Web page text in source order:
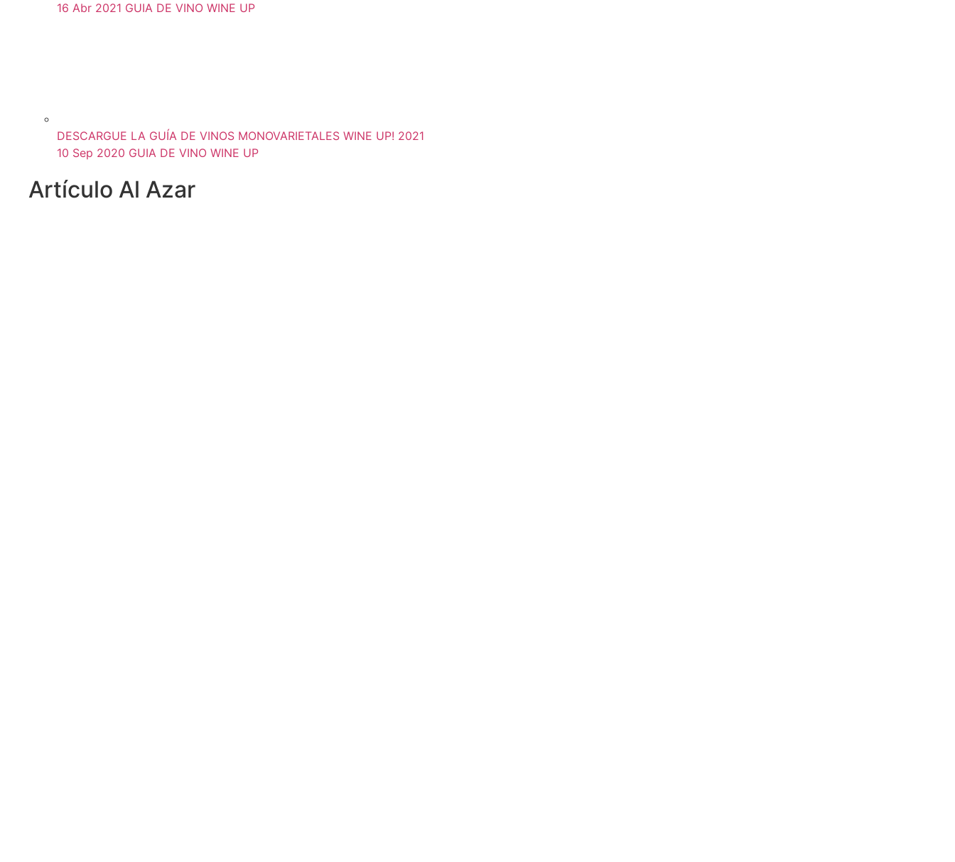
16 Abr 2021 GUIA DE VINO WINE UP
DESCARGUE LA GUÍA DE VINOS MONOVARIETALES WINE UP! 2021
10 Sep 2020 GUIA DE VINO WINE UP
Artículo Al Azar